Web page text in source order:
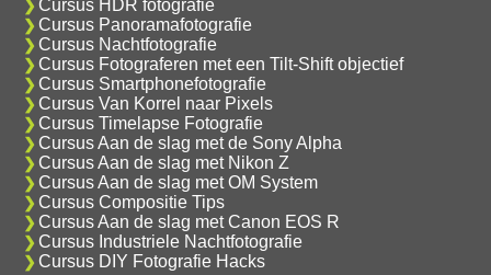
Cursus HDR fotografie
Cursus Panoramafotografie
Cursus Nachtfotografie
Cursus Fotograferen met een Tilt-Shift objectief
Cursus Smartphonefotografie
Cursus Van Korrel naar Pixels
Cursus Timelapse Fotografie
Cursus Aan de slag met de Sony Alpha
Cursus Aan de slag met Nikon Z
Cursus Aan de slag met OM System
Cursus Compositie Tips
Cursus Aan de slag met Canon EOS R
Cursus Industriele Nachtfotografie
Cursus DIY Fotografie Hacks